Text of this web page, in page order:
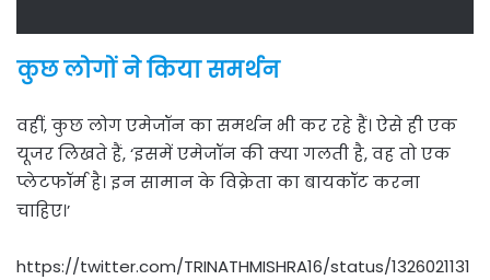
कुछ लोगों ने किया समर्थन
वहीं, कुछ लोग एमेजॉन का समर्थन भी कर रहे हैं। ऐसे ही एक
यूजर लिखते हैं, ‘इसमें एमेजॉन की क्या गलती है, वह तो एक
प्लेटफॉर्म है। इन सामान के विक्रेता का बायकॉट करना
चाहिए।’
https://twitter.com/TRINATHMISHRA16/status/1326021131